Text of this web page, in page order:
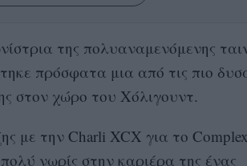
της πολυαναμενόμενης
πρόσφατα μια από τις πιο
στον χώρο του Χόλιγουντ.
με την Charli XCX για το
νωρίς στην καριέρα της ένας